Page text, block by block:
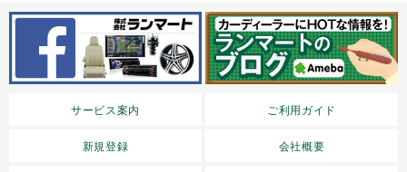
サービス案内 ご利用ガイド
新規登録 会社概要